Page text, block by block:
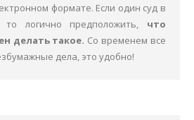
формате. Если один суд в
логично предположить, что
делать такое. Со временем все
дела, это удобно!